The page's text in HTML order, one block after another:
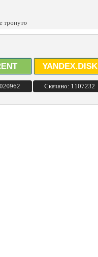
тронуто
YANDEX.DISK
Скачано: 1107232